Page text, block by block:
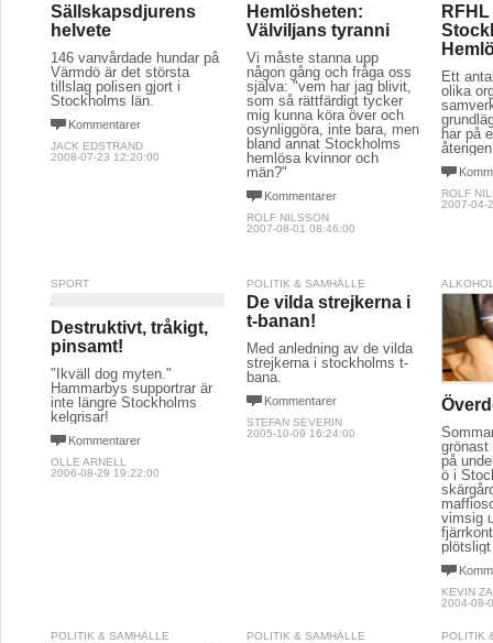
Sällskapsdjurens
helvete
146 vanvårdade hundar på
Värmdö är det största
tillslag polisen gjort i
Stockholms län.
Kommentarer
JACK EDSTRAND
2008-07-23 12:20:00
Hemlösheten:
Välviljans tyranni
Vi måste stanna upp
någon gång och fråga oss
själva: "vem har jag blivit,
som så rättfärdigt tycker
mig kunna köra över och
osynliggöra, inte bara, men
bland annat Stockholms
hemlösa kvinnor och
män?"
Kommentarer
ROLF NILSSON
2007-08-01 08:46:00
Ett
olika
har på
ROLF
2007-04-
SPORT
Destruktivt, tråkigt,
pinsamt!
"Ikväll dog myten."
Hammarbys supportrar är
inte längre Stockholms
kelgrisar!
Kommentarer
OLLE ARNELL
2006-08-29 19:22:00
POLITIK & SAMHÄLLE
De vilda strejkerna i
t-banan!
Med anledning av de vilda
strejkerna i stockholms t-
bana.
Kommentarer
STEFAN SEVERIN
2005-10-09 16:24:00
på
ö i
vimsig
KEVIN
2004-08-
POLITIK & SAMHÄLLE POLITIK & SAMHÄLLE POLITIK